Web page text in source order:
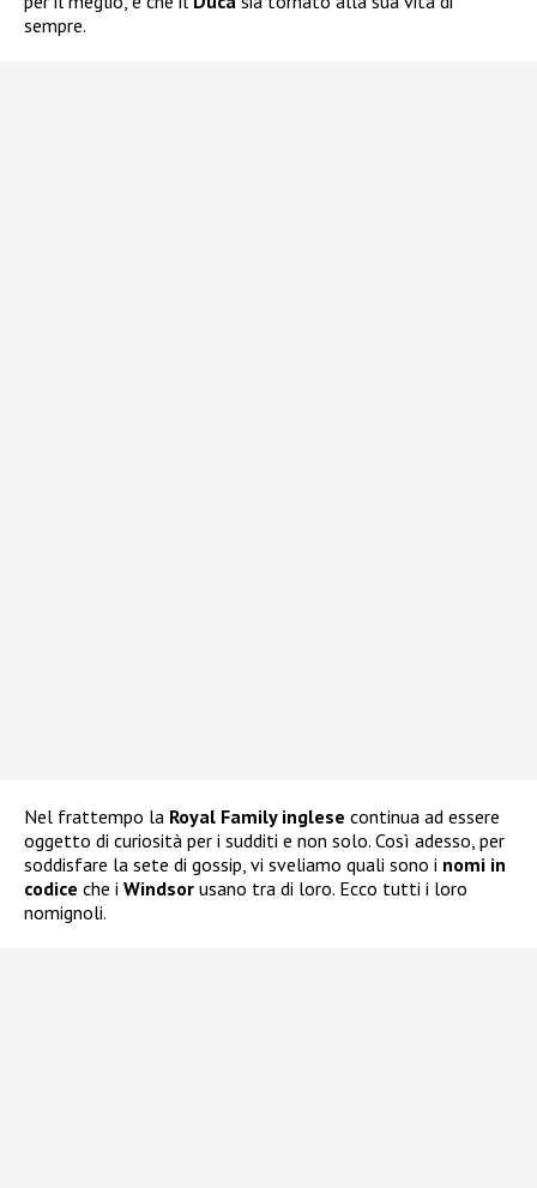
sempre.
Nel frattempo la Royal Family inglese continua ad essere
oggetto di curiosità per i sudditi e non solo. Così adesso, per
soddisfare la sete di gossip, vi sveliamo quali sono i nomi in
codice che i Windsor usano tra di loro. Ecco tutti i loro
nomignoli.